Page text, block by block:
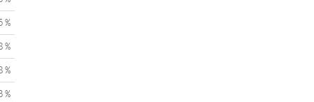
%
%
%
%